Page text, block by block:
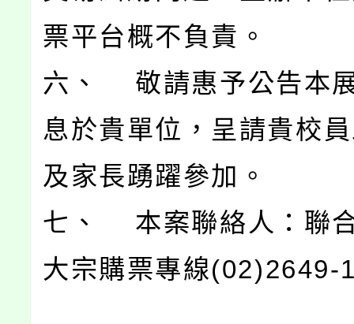
票平台概不負責。
六、 敬請惠予公告本
息於貴單位，呈請貴校
及家長踴躍參加。
七、 本案聯絡人：聯
大宗購票專線(02)2649-